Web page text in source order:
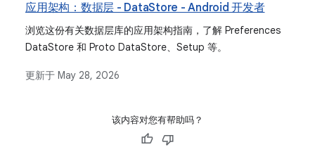
应用架构：数据层 - DataStore - Android 开发者
浏览这份有关数据层库的应用架构指南，了解 Preferences
DataStore 和 Proto DataStore、Setup 等。
更新于 May 28, 2026
该内容对您有帮助吗？